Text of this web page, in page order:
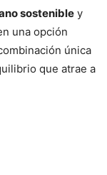
sostenible y
una opción
única
que atrae a